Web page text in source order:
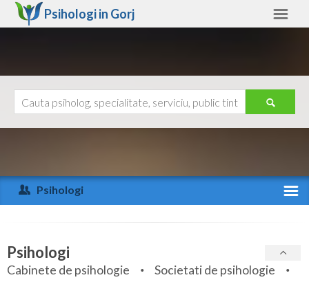
Psihologi in Gorj
Arad
Arges
Bihor
Ajutor
Psihologi
Specialitati
Servicii
Psihologi
Cabinete de psihologie
Societati de psihologie